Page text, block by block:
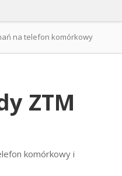
na telefon komórkowy
ZTM
komórkowy i